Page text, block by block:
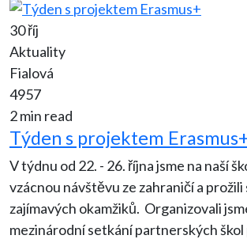
30 říj
Aktuality
Fialová
4957
2 min read
Týden s projektem Erasmus+
V týdnu od 22. - 26. října jsme na naší
vzácnou návštěvu ze zahraničí a prožili
zajímavých okamžiků. Organizovali
mezinárodní setkání partnerských